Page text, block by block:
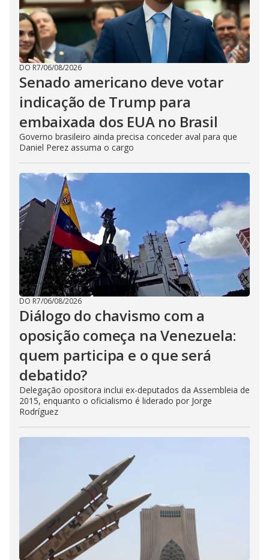
DO R7/06/08/2026
Senado americano deve votar
indicação de Trump para
embaixada dos EUA no Brasil
Governo brasileiro ainda precisa conceder aval para que
Daniel Perez assuma o cargo
DO R7/06/08/2026
Diálogo do chavismo com a
oposição começa na Venezuela:
quem participa e o que será
debatido?
Delegação opositora inclui ex-deputados da Assembleia de
2015, enquanto o oficialismo é liderado por Jorge
Rodríguez